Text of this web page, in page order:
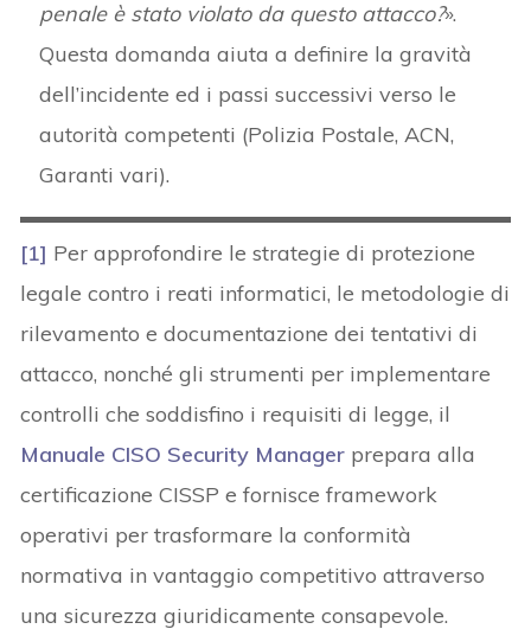
penale è stato violato da questo attacco?».
Questa domanda aiuta a definire la gravità
dell’incidente ed i passi successivi verso le
autorità competenti (Polizia Postale, ACN,
Garanti vari).
[1] Per approfondire le strategie di protezione
legale contro i reati informatici, le metodologie di
rilevamento e documentazione dei tentativi di
attacco, nonché gli strumenti per implementare
controlli che soddisfino i requisiti di legge, il
Manuale CISO Security Manager prepara alla
certificazione CISSP e fornisce framework
operativi per trasformare la conformità
normativa in vantaggio competitivo attraverso
una sicurezza giuridicamente consapevole.